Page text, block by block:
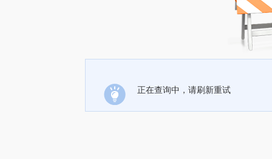
正在查询中，请刷新重试